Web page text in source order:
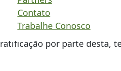
Contato
Trabalhe Conosco
Com alguma surpresa,
obstante se trata de
ratificação por parte desta,